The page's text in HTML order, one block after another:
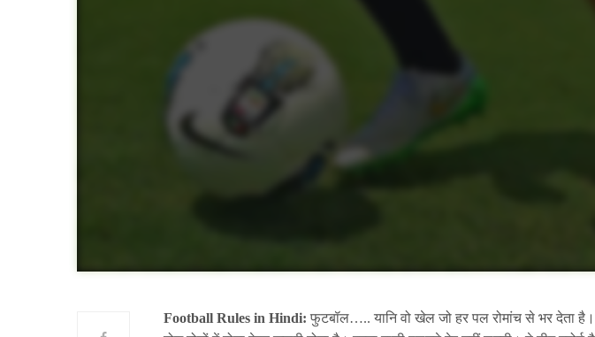
Football Rules in Hindi: फुटबॉल….. यानि वो खेल जो हर पल रोमांच से भर देता